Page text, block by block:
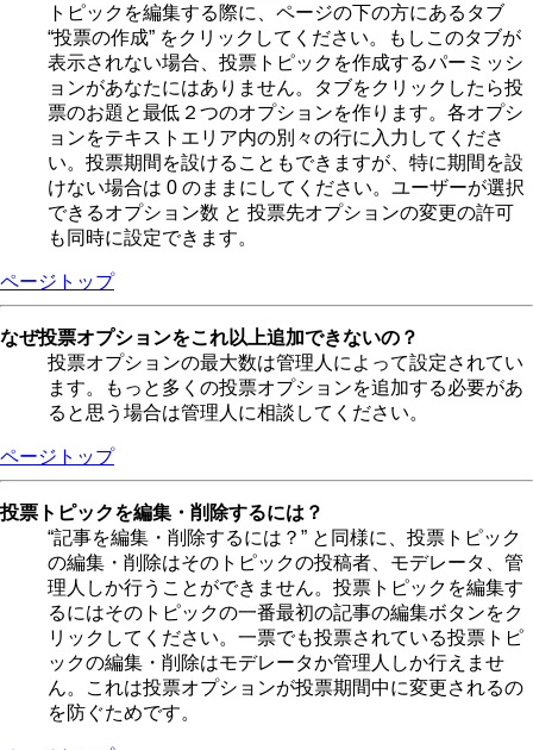
トピックを編集する際に、ページの下の方にあるタブ
“投票の作成” をクリックしてください。もしこのタブが
表示されない場合、投票トピックを作成するパーミッシ
ョンがあなたにはありません。タブをクリックしたら投
票のお題と最低２つのオプションを作ります。各オプシ
ョンをテキストエリア内の別々の行に入力してくださ
い。投票期間を設けることもできますが、特に期間を設
けない場合は 0 のままにしてください。ユーザーが選択
できるオプション数 と 投票先オプションの変更の許可
も同時に設定できます。
ページトップ
なぜ投票オプションをこれ以上追加できないの？
投票オプションの最大数は管理人によって設定されてい
ます。もっと多くの投票オプションを追加する必要があ
ると思う場合は管理人に相談してください。
ページトップ
投票トピックを編集・削除するには？
“記事を編集・削除するには？” と同様に、投票トピック
の編集・削除はそのトピックの投稿者、モデレータ、管
理人しか行うことができません。投票トピックを編集す
るにはそのトピックの一番最初の記事の編集ボタンをク
リックしてください。一票でも投票されている投票トピ
ックの編集・削除はモデレータか管理人しか行えませ
ん。これは投票オプションが投票期間中に変更されるの
を防ぐためです。